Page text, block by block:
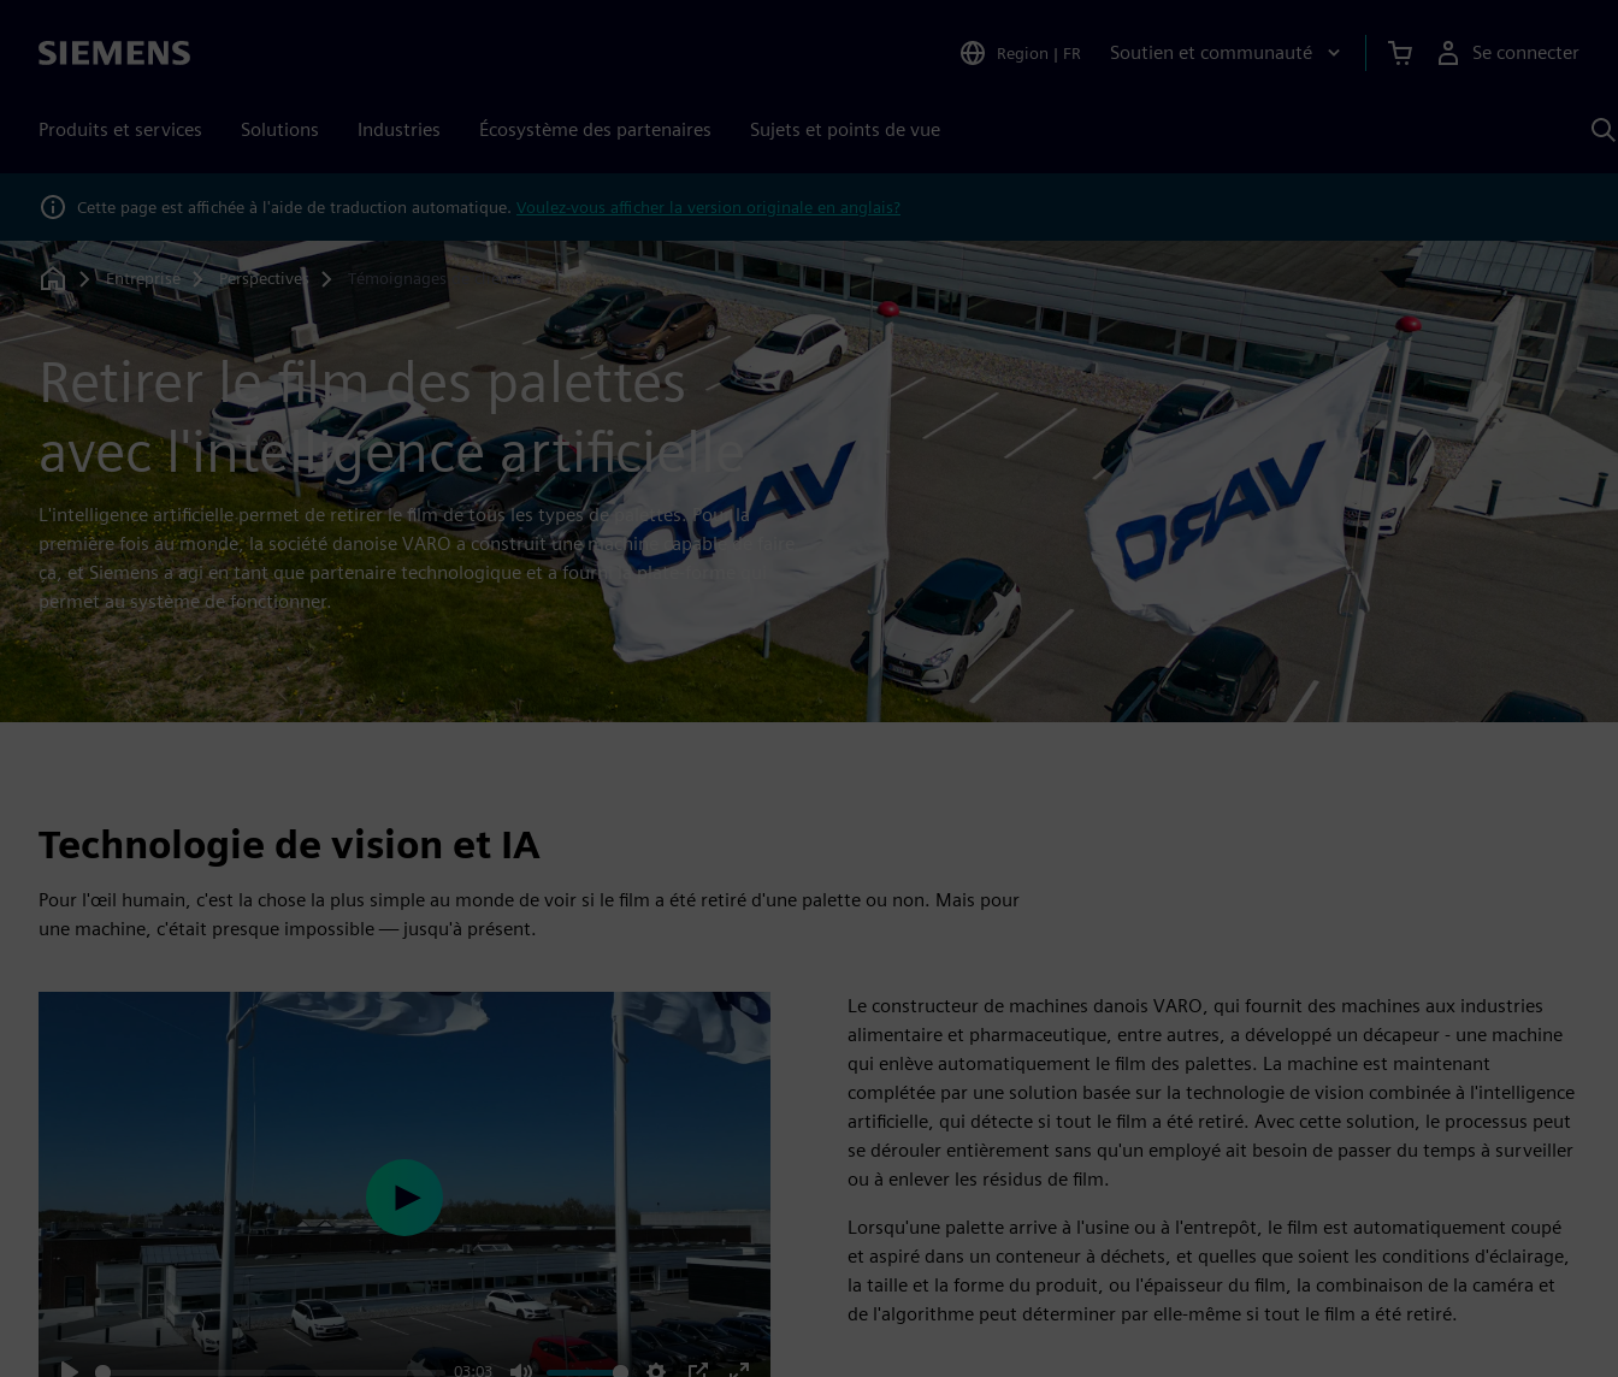
Siemens Region | FR Soutien et communauté Se connecter
Produits et services Solutions Industries Écosystème des partenaires Sujets et points de vue
Cette page est affichée à l'aide de traduction automatique. Voulez-vous afficher la version originale en anglais?
Home
Entreprise Perspectives Témoignages de clients
Retirer le film des palettes
avec l'intelligence artificielle
L'intelligence artificielle permet de retirer le film de tous les types de palettes. Pour la
première fois au monde, la société danoise VARO a construit une machine capable de faire
ça, et Siemens a agi en tant que partenaire technologique et a fourni la plate-forme qui
permet au système de fonctionner.
Technologie de vision et IA
Pour l'œil humain, c'est la chose la plus simple au monde de voir si le film a été retiré d'une palette ou non. Mais pour
une machine, c'était presque impossible — jusqu'à présent.
03:03
Play
Le constructeur de machines danois VARO, qui fournit des machines aux industries
alimentaire et pharmaceutique, entre autres, a développé un décapeur - une machine
qui enlève automatiquement le film des palettes. La machine est maintenant
complétée par une solution basée sur la technologie de vision combinée à l'intelligence
artificielle, qui détecte si tout le film a été retiré. Avec cette solution, le processus peut
se dérouler entièrement sans qu'un employé ait besoin de passer du temps à surveiller
ou à enlever les résidus de film.
Lorsqu'une palette arrive à l'usine ou à l'entrepôt, le film est automatiquement coupé
et aspiré dans un conteneur à déchets, et quelles que soient les conditions d'éclairage,
la taille et la forme du produit, ou l'épaisseur du film, la combinaison de la caméra et
de l'algorithme peut déterminer par elle-même si tout le film a été retiré.